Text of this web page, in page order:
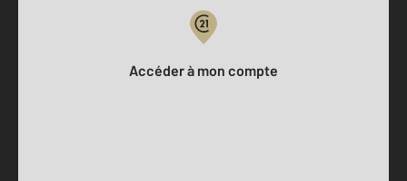
Accéder à mon compte